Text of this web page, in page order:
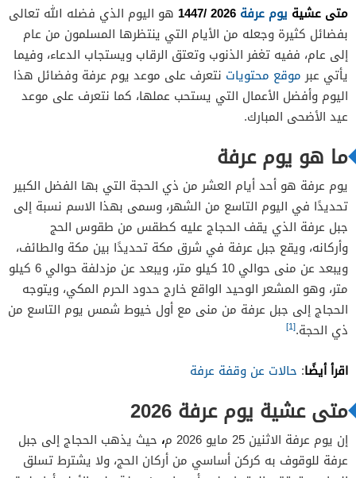
متى عشية يوم عرفة
هو اليوم الذي فضله الله تعالى
بفضائل كثيرة وجعله من الأيام التي ينتظرها المسلمون من عام
إلى عام، ففيه تغفر الذنوب وتعتق الرقاب ويستجاب الدعاء، وفيما
يأتي عبرموقع محتويات نتعرف على موعد يوم عرفة وفضائل هذا
اليوم وأفضل الأعمال التي يستحب عملها، كما نتعرف على موعد
عيد الأضحى المبارك.
ما هو يوم عرفة
يوم عرفة هو أحد أيام العشر من ذي الحجة التي بها الفضل الكبير
تحديدًا في اليوم التاسع من الشهر، وسمى بهذا الاسم نسبة إلى
جبل عرفة الذي يقف الحجاج عليه كطقس من طقوس الحج
وأركانه، ويقع جبل عرفة في شرق مكة تحديدًا بين مكة والطائف،
ويبعد عن منى حوالي 10 كيلو متر، ويبعد عن مزدلفة حوالي 6 كيلو
متر، وهو المشعر الوحيد الواقع خارج حدود الحرم المكي، ويتوجه
الحجاج إلى جبل عرفة من منى مع أول خيوط شمس يوم التاسع من
ذي الحجة.[1]
اقرأ أيضًا: حالات عن وقفة عرفة
متى عشية يوم عرفة 2026
إن يوم عرفة الاثنين 25 مايو 2026 م ، حيث يذهب الحجاج إلى جبل
عرفة للوقوف به كركن أساسي من أركان الحج، ولا يشترط تسلق